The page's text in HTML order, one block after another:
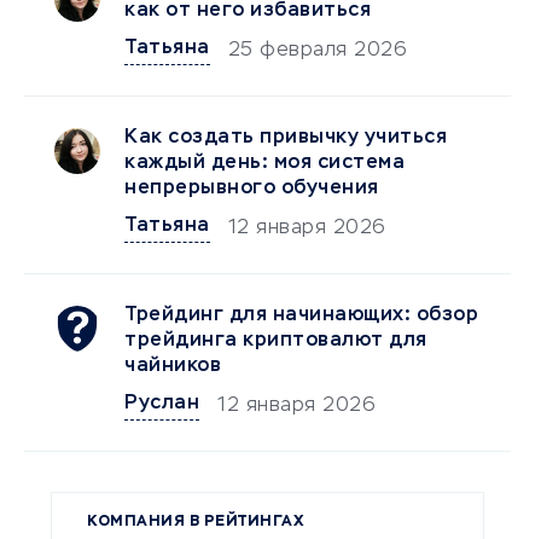
как от него избавиться
Татьяна
25 февраля 2026
Как создать привычку учиться
каждый день: моя система
непрерывного обучения
Татьяна
12 января 2026
Трейдинг для начинающих: обзор
трейдинга криптовалют для
чайников
Руслан
12 января 2026
КОМПАНИЯ В РЕЙТИНГАХ